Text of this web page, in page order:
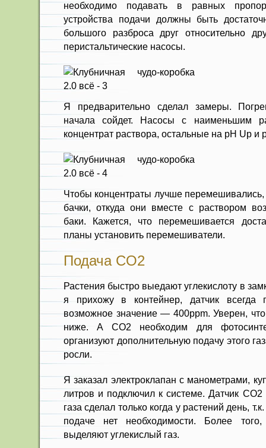
необходимо подавать в равных
устройства подачи должны быть
большого разброса друг относительно
перистальтические насосы.
Я предварительно сделал замеры.
начала сойдет. Насосы с наименьшим
концентрат раствора, остальные на pH Up и
Чтобы концентраты лучше
бачки, откуда они вместе с раствором
баки. Кажется, что перемешивается
планы установить перемешиватели.
Подача CO2
Растения быстро выедают углекислоту в
я прихожу в контейнер, датчик всегда
возможное значение — 400ppm. Уверен, что
ниже. А CO2 необходим для
организуют дополнительную подачу этого
росли.
Я заказал электроклапан с манометрами,
литров и подключил к системе. Датчик
газа сделал только когда у растений день,
подаче нет необходимости. Более
выделяют углекислый газ.